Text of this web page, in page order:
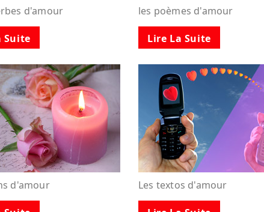
d'amour
Suite
les poèmes d'amour
Lire La Suite
d'amour Les textos d'amour